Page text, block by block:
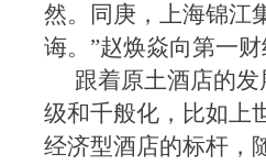
然。同庚，上海锦江
诲。”赵焕焱向第一财
跟着原土酒店的
级和千般化，比如上
经济型酒店的标杆，